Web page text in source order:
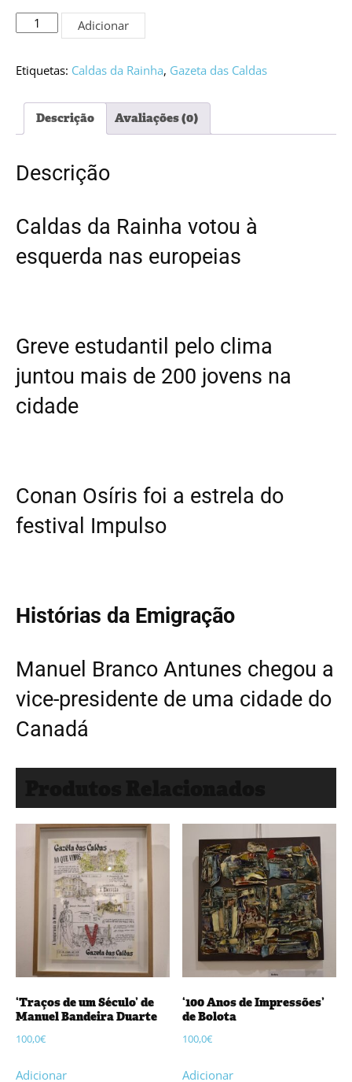
Quantidade
de
PDF
Adicionar
Etiquetas: Caldas da Rainha, Gazeta das Caldas
Descrição Avaliações (0)
Descrição
Caldas da Rainha votou à
esquerda nas europeias
Greve estudantil pelo clima
juntou mais de 200 jovens na
cidade
Conan Osíris foi a estrela do
festival Impulso
Histórias da Emigração
Manuel Branco Antunes chegou a
vice-presidente de uma cidade do
Canadá
‘Traços de um Século’ de
Manuel Bandeira Duarte
100,0€
Adicionar
‘100 Anos de Impressões’
de Bolota
100,0€
Adicionar